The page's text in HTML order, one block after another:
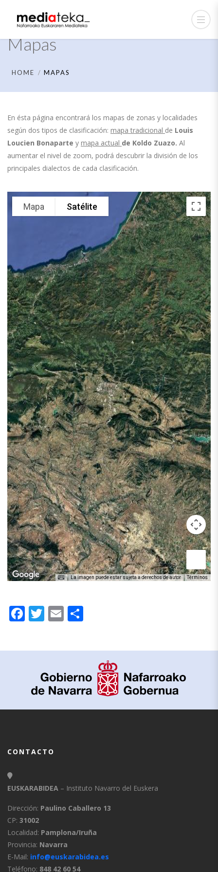
Mapas
HOME MAPAS
En ésta página encontrará los mapas de zonas y localidades
según dos tipos de clasificación: mapa tradicional de Louis
Loucien Bonaparte y mapa actual de Koldo Zuazo. Al
aumentar el nivel de zoom, podrá descubrir la división de los
principales dialectos de cada clasificación.
Mapa Satélite
La imagen puede estar sujeta a derechos de autor Términos
Facebook
Twitter
Email
CONTACTO
EUSKARABIDEA – Instituto Navarro del Euskera
Dirección: Paulino Caballero 13
CP: 31002
Localidad: Pamplona/Iruña
Provincia: Navarra
E-Mail: info@euskarabidea.es
Teléfono: 848 42 60 54